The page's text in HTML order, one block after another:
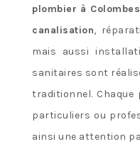
plombier à Colombes
canalisation,
mais aussi
sanitaires sont
traditionnel. Chaque
particuliers ou
ainsi une attention